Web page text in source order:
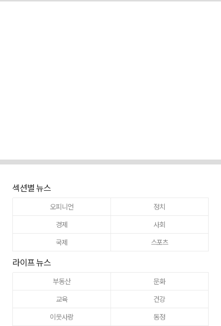
섹션별 뉴스
오피니언
정치
경제
사회
국제
스포츠
라이프 뉴스
부동산
문화
교육
건강
이웃사랑
동정